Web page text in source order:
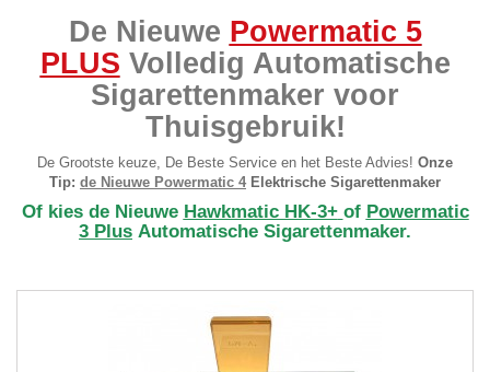
De Nieuwe Powermatic 5
PLUS Volledig Automatische
Sigarettenmaker voor
Thuisgebruik!
De Grootste keuze, De Beste Service en het Beste Advies! Onze
Tip: de Nieuwe Powermatic 4 Elektrische Sigarettenmaker
Of kies de Nieuwe Hawkmatic HK-3+ of Powermatic
3 Plus Automatische Sigarettenmaker.